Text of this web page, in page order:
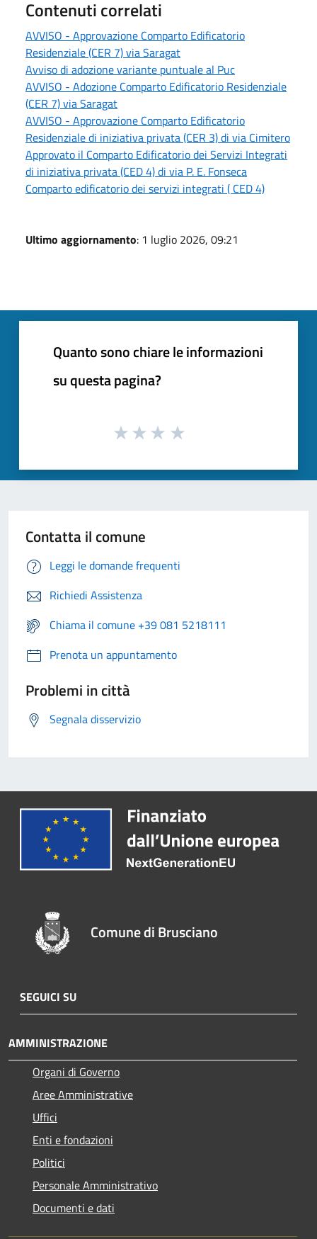
Contenuti correlati
AVVISO - Approvazione Comparto Edificatorio
Residenziale (CER 7) via Saragat
Avviso di adozione variante puntuale al Puc
AVVISO - Adozione Comparto Edificatorio Residenziale
(CER 7) via Saragat
AVVISO - Approvazione Comparto Edificatorio
Residenziale di iniziativa privata (CER 3) di via Cimitero
Approvato il Comparto Edificatorio dei Servizi Integrati
di iniziativa privata (CED 4) di via P. E. Fonseca
Comparto edificatorio dei servizi integrati ( CED 4)
Ultimo aggiornamento: 1 luglio 2026, 09:21
Quanto sono chiare le informazioni
su questa pagina?
Contatta il comune
Leggi le domande frequenti
Richiedi Assistenza
Chiama il comune +39 081 5218111
Prenota un appuntamento
Problemi in città
Segnala disservizio
Comune di Brusciano
SEGUICI SU
AMMINISTRAZIONE
Organi di Governo
Aree Amministrative
Uffici
Enti e fondazioni
Politici
Personale Amministrativo
Documenti e dati